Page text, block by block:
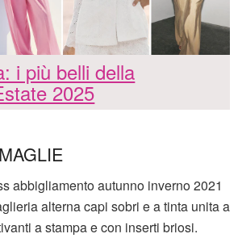
i più belli della
2025
abbigliamento autunno inverno 2021
alterna capi sobri e a tinta unita a
a stampa e con inserti briosi.